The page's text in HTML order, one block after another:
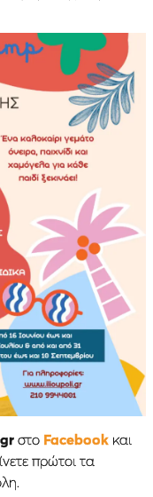
στο Facebookκαι
πρώτοι τα